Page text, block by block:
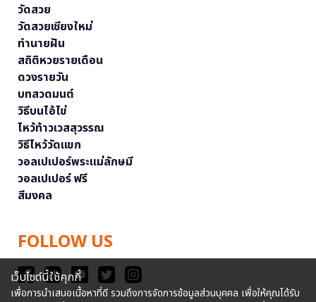
วัดสวย
วัดสวยเชียงใหม่
ทำนายฝัน
สถิติหวยรายเดือน
ดวงรายวัน
บทสวดมนต์
วิธีบนไอ้ไข่
ไหว้ท้าวเวสสุวรรณ
วิธีไหว้วัดแขก
วอลเปเปอร์พระแม่ลักษมี
วอลเปเปอร์ ฟรี
สีมงคล
FOLLOW US
เว็บไซต์นี้ใช้คุกกี้
เพื่อการนำเสนอเนื้อหาที่ดี รวมถึงการจัดการข้อมูลส่วนบุคคล เพื่อให้คุณได้รับ